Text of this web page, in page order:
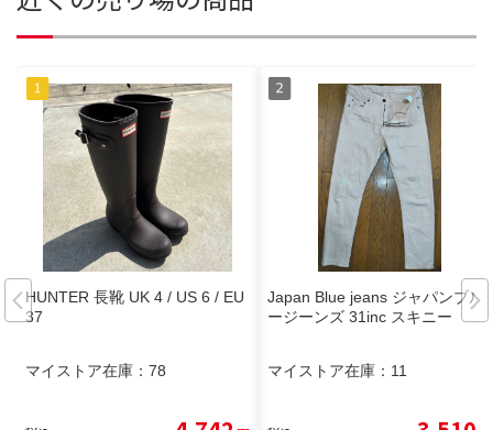
HUNTER 長靴 UK 4 / US 6 / EU
37
マイストア在庫： 78
Japan Blue jeans ジャパンブル
ージーンズ 31inc スキニー
マイストア在庫： 11